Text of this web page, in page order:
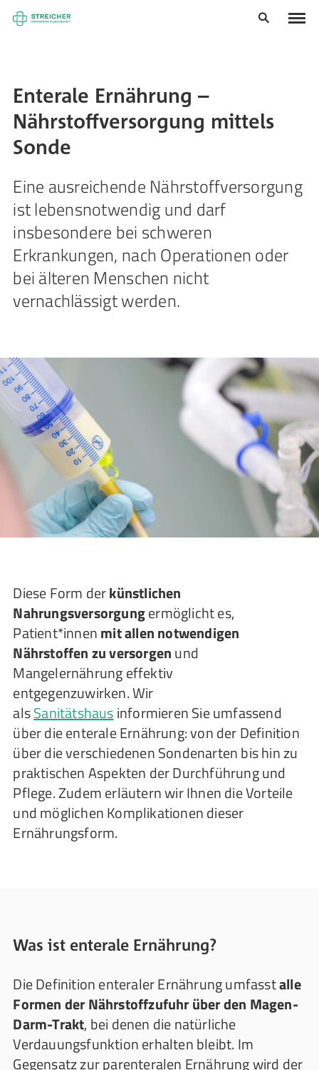
Enterale Ernährung –
Nährstoffversorgung mittels
Sonde
Eine ausreichende Nährstoffversorgung
ist lebensnotwendig und darf
insbesondere bei schweren
Erkrankungen, nach Operationen oder
bei älteren Menschen nicht
vernachlässigt werden.
Diese Form derkünstlichen
Nahrungsversorgungermöglicht es,
Patient*innenmit allen notwendigen
Nährstoffen zu versorgenund
Mangelernährung effektiv
entgegenzuwirken. Wir
alsSanitätshausinformieren Sie umfassend
über die enterale Ernährung: von der Definition
über die verschiedenen Sondenarten bis hin zu
praktischen Aspekten der Durchführung und
Pflege. Zudem erläutern wir Ihnen die Vorteile
und möglichen Komplikationen dieser
Ernährungsform.
Was ist enterale Ernährung?
Die Definition enteraler Ernährung umfasstalle
Formen der Nährstoffzufuhr über den Magen-
Darm-Trakt, bei denen die natürliche
Verdauungsfunktion erhalten bleibt. Im
Gegensatz zur parenteralen Ernährung wird der